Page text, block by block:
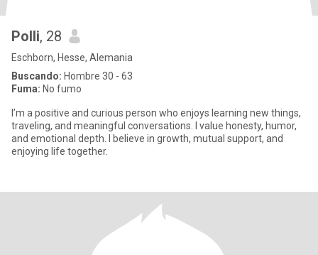
Polli, 28
Eschborn, Hesse, Alemania
Buscando: Hombre 30 - 63
Fuma: No fumo
I’m a positive and curious person who enjoys learning new things,
traveling, and meaningful conversations. I value honesty, humor,
and emotional depth. I believe in growth, mutual support, and
enjoying life together.